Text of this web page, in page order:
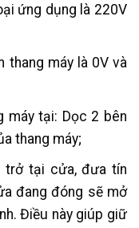
ứng dụng là 220V
thang máy là 0V và
máy tại: Dọc 2 bên
thang máy;
trở tại cửa, đưa tín
đang đóng sẽ mở
Điều này giúp giữ